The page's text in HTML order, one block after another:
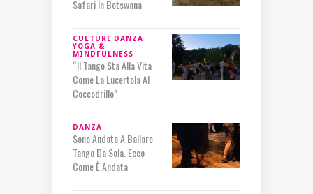
Safari In Botswana
CULTURE DANZA
YOGA &
MINDFULNESS
“Il Tango Sta Alla Vita
Come La Lucertola Al
Coccodrillo”
DANZA
Sono Andata A Ballare
Tango Da Sola. Ecco
Come È Andata